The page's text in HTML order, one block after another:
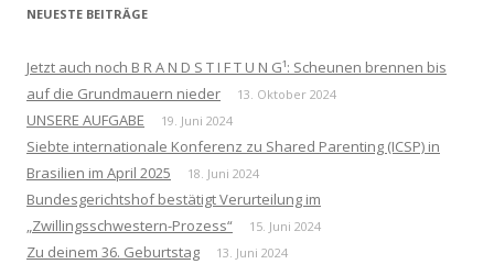
NEUESTE BEITRÄGE
Jetzt auch noch B R A N D S T I F T U N G¹: Scheunen brennen bis
auf die Grundmauern nieder
13. Oktober 2024
UNSERE AUFGABE 19. Juni 2024
Siebte internationale Konferenz zu Shared Parenting (ICSP) in
Brasilien im April 2025
18. Juni 2024
Bundesgerichtshof bestätigt Verurteilung im
„Zwillingsschwestern-Prozess“
15. Juni 2024
Zu deinem 36. Geburtstag 13. Juni 2024